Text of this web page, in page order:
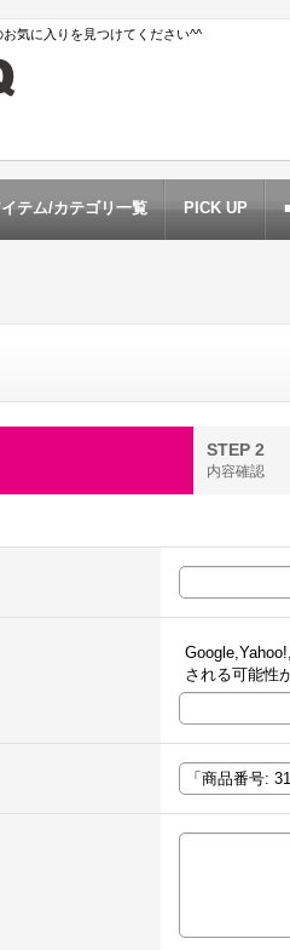
気に入りを見つけてください^^
テム/カテゴリ一覧 PICK UP
STEP 2
内容確認
される可能性